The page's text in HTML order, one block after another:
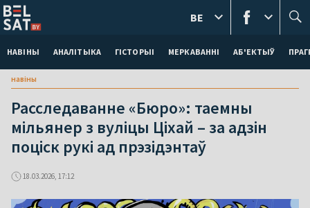
НАВІНЫ АНАЛІТЫКА ГІСТОРЫІ МЕРКАВАННI АБ'ЕКТЫЎ
BE
навіны
Расследаванне «Бюро»: таемны
мільянер з вуліцы Ціхай – за адзін
поціск рукі ад прэзідэнтаў
18.03.2026, 17:12